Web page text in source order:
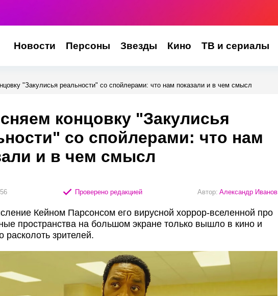
Новости Персоны Звезды Кино ТВ и сериалы
"Закулисья реальности" со спойлерами: что нам показали и в чем смысл
концовку "Закулисья
со спойлерами: что нам
и в чем смысл
Проверено редакцией Автор: Александр Иванов
Кейном Парсонсом его вирусной хоррор-вселенной про
пространства на большом экране только вышло в кино и
расколоть зрителей.